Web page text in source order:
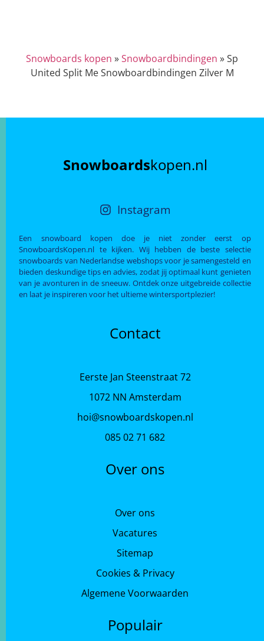
Snowboards kopen »Snowboardbindingen »Sp
United Split Me Snowboardbindingen Zilver M
Snowboardskopen.nl
Instagram
Een snowboard kopen doe je niet zonder eerst op
SnowboardsKopen.nl te kijken. Wij hebben de beste selectie
snowboards van Nederlandse webshops voor je samengesteld en
bieden deskundige tips en advies, zodat jij optimaal kunt genieten
van je avonturen in de sneeuw. Ontdek onze uitgebreide collectie
en laat je inspireren voor het ultieme wintersportplezier!
Contact
Eerste Jan Steenstraat 72
1072 NN Amsterdam
hoi@snowboardskopen.nl
085 02 71 682
Over ons
Over ons
Vacatures
Sitemap
Cookies & Privacy
Algemene Voorwaarden
Populair